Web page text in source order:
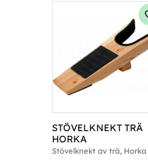
STÖVELKNEKT TRÄ
HORKA
Stövelknekt av trä, Horka